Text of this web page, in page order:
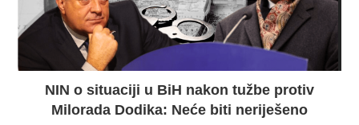
NIN o situaciji u BiH nakon tužbe protiv
Milorada Dodika: Neće biti neriješeno